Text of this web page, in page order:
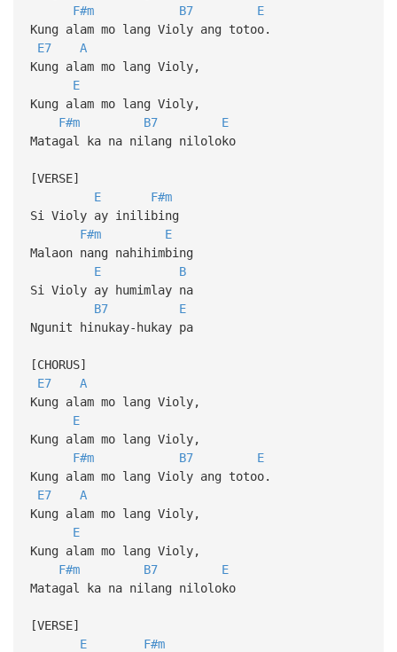
F#m
B7
E
Kung alam mo lang Violy ang totoo.
E7
A
Kung alam mo lang Violy,
E
Kung alam mo lang Violy,
F#m
B7
E
Matagal ka na nilang niloloko
[VERSE]
E
F#m
Si Violy ay inilibing
F#m
E
Malaon nang nahihimbing
E
B
Si Violy ay humimlay na
B7
E
Ngunit hinukay-hukay pa
[CHORUS]
E7
A
Kung alam mo lang Violy,
E
Kung alam mo lang Violy,
F#m
B7
E
Kung alam mo lang Violy ang totoo.
E7
A
Kung alam mo lang Violy,
E
Kung alam mo lang Violy,
F#m
B7
E
Matagal ka na nilang niloloko
[VERSE]
E
F#m